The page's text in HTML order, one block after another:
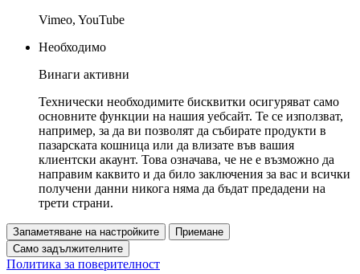
Vimeo, YouTube
Необходимо
Винаги активни
Технически необходимите бисквитки осигуряват само
основните функции на нашия уебсайт. Те се използват,
например, за да ви позволят да събирате продукти в
пазарската кошница или да влизате във вашия
клиентски акаунт. Това означава, че не е възможно да
направим каквито и да било заключения за вас и всички
получени данни никога няма да бъдат предадени на
трети страни.
Запаметяване на настройките
Приемане
Само задължителните
Политика за поверителност